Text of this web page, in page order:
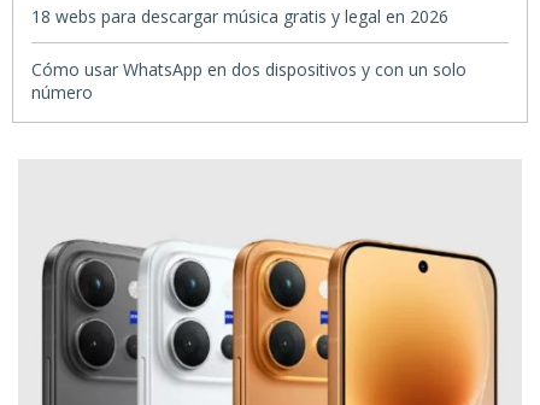
18 webs para descargar música gratis y legal en 2026
Cómo usar WhatsApp en dos dispositivos y con un solo
número